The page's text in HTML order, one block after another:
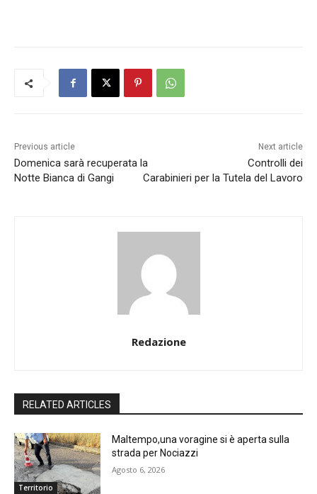
Previous article
Domenica sarà recuperata la
Notte Bianca di Gangi
Next article
Controlli dei
Carabinieri per la Tutela del Lavoro
Redazione
RELATED ARTICLES
Territorio
Maltempo,una voragine si è aperta sulla
strada per Nociazzi
Agosto 6, 2026